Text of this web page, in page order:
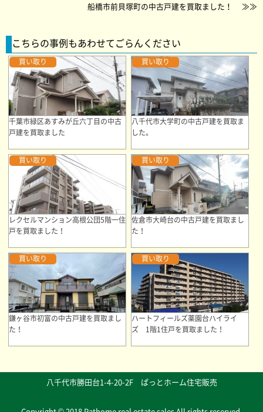
船橋市前貝塚町の中古戸建を買取ました！
≫≫
こちらの事例もあわせてごらんください
買い取り
千葉市緑区あすみが丘六丁目の中古
戸建を買取ました
買い取り
八千代市大学町の中古戸建を買取ま
した。
買い取り
レクセルマンション高根公団5階一住
戸を買取ました！
買い取り
佐倉市大崎台の中古戸建を買取まし
た！
買い取り
鎌ヶ谷市初富の中古戸建を買取まし
た！
買い取り
ハートフィールズ薬園台ハイライ
ズ 1階1住戸を買取ました！
八千代市勝田台1-4-20-2F ぱっとホーム住宅販売